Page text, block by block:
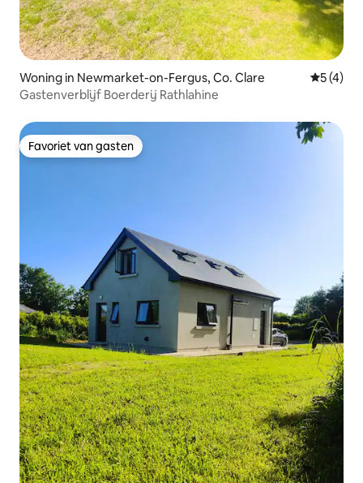
Woning in Newmarket-on-Fergus, Co. Clare
5 (4)
Gastenverblijf Boerderij Rathlahine
Favoriet van gasten
Favoriet van gasten